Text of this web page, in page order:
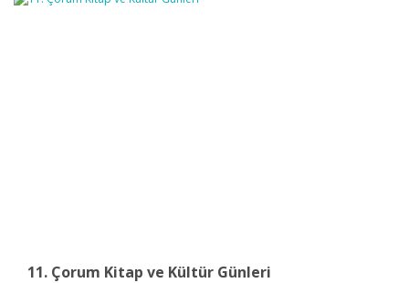
11. Çorum Kitap ve Kültür Günleri